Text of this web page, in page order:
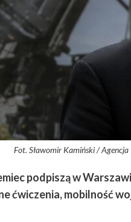
Fot. Sławomir Kamiński /
podpiszą w
ćwiczenia, mobilność